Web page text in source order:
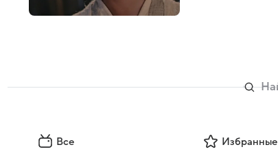
Все Избранные